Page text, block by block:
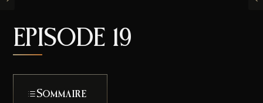
EPISODE 19
Sommaire